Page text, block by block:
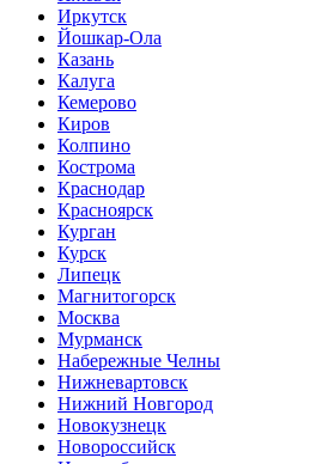
Иркутск
Йошкар-Ола
Казань
Калуга
Кемерово
Киров
Колпино
Кострома
Краснодар
Красноярск
Курган
Курск
Липецк
Магнитогорск
Москва
Мурманск
Набережные Челны
Нижневартовск
Нижний Новгород
Новокузнецк
Новороссийск